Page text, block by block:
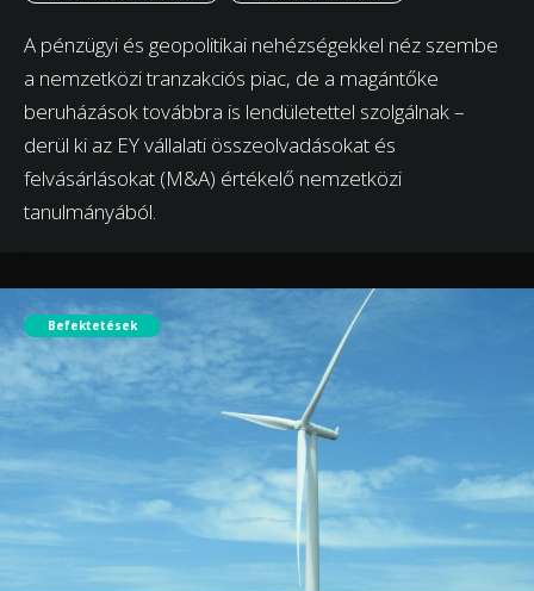
A pénzügyi és geopolitikai nehézségekkel néz szembe
a nemzetközi tranzakciós piac, de a magántőke
beruházások továbbra is lendületettel szolgálnak –
derül ki az EY vállalati összeolvadásokat és
felvásárlásokat (M&A) értékelő nemzetközi
tanulmányából.
Befektetések